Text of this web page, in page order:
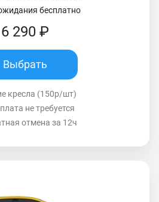
бесплатно
6 290 ₽
Выбрать
кресла (150р/шт)
не требуется
отмена за 12ч